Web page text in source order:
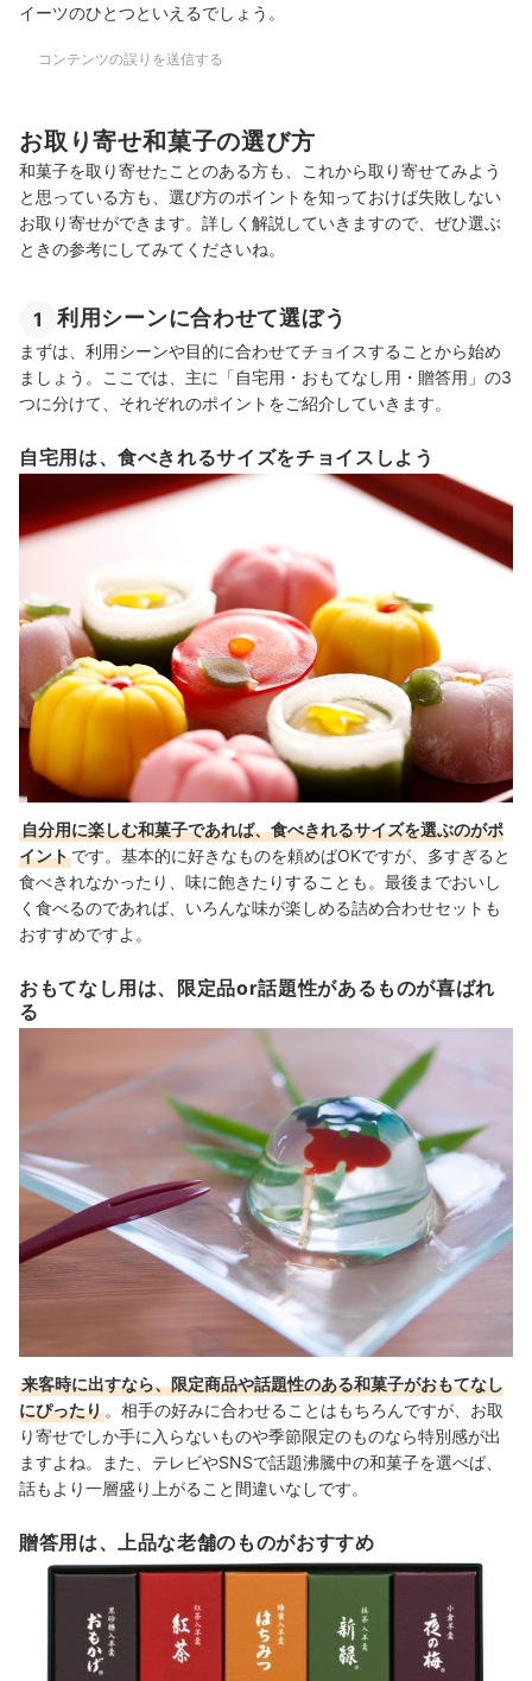
イーツのひとつといえるでしょう。
コンテンツの誤りを送信する
お取り寄せ和菓子の選び方
和菓子を取り寄せたことのある方も、これから取り寄せてみよう
と思っている方も、選び方のポイントを知っておけば失敗しない
お取り寄せができます。詳しく解説していきますので、ぜひ選ぶ
ときの参考にしてみてくださいね。
1 利用シーンに合わせて選ぼう
まずは、利用シーンや目的に合わせてチョイスすることから始め
ましょう。ここでは、主に「自宅用・おもてなし用・贈答用」の3
つに分けて、それぞれのポイントをご紹介していきます。
自宅用は、食べきれるサイズをチョイスしよう
自分用に楽しむ和菓子であれば、食べきれるサイズを選ぶのがポ
イントです。基本的に好きなものを頼めばOKですが、多すぎると
食べきれなかったり、味に飽きたりすることも。最後までおいし
く食べるのであれば、いろんな味が楽しめる詰め合わせセットも
おすすめですよ。
おもてなし用は、限定品or話題性があるものが喜ばれ
る
来客時に出すなら、限定商品や話題性のある和菓子がおもてなし
にぴったり 。相手の好みに合わせることはもちろんですが、お取
り寄せでしか手に入らないものや季節限定のものなら特別感が出
ますよね。また、テレビやSNSで話題沸騰中の和菓子を選べば、
話もより一層盛り上がること間違いなしです。
贈答用は、上品な老舗のものがおすすめ